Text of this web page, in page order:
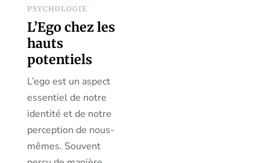
PSYCHOLOGIE
L’Ego chez les
hauts
potentiels
L’ego est un aspect
essentiel de notre
identité et de notre
perception de nous-
mêmes. Souvent